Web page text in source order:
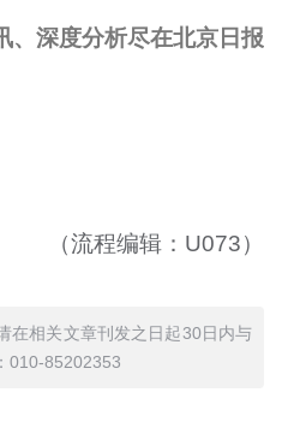
、深度分析尽在北京日报
（流程编辑：U073）
在相关文章刊发之日起30日内与
010-85202353